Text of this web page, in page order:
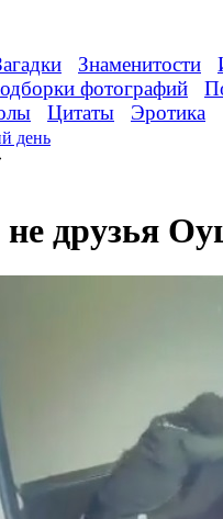
Знаменитости
фотографий
Цитаты Эротика
день
не друзья